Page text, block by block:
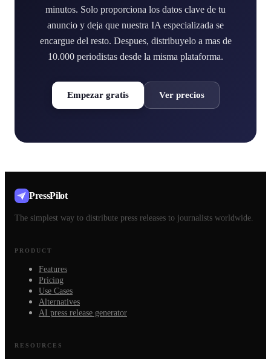
minutos. Solo proporciona los datos clave de tu
anuncio y deja que nuestra IA especializada se
encargue del resto. Despues, distribuyelo a mas de
10.000 periodistas desde la misma plataforma.
Empezar gratis Ver precios
PressPilot
The simplest way to distribute press releases to journalists worldwide.
PRODUCT
Features
Pricing
Use Cases
Alternatives
AI press release generator
RESOURCES